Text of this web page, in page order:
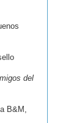
del
B&M,